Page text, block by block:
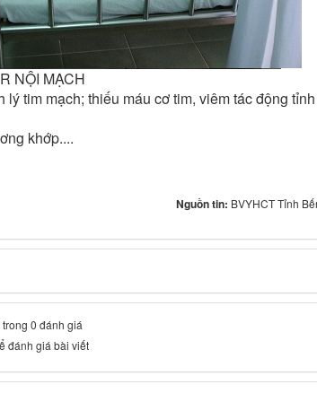
NỘI MẠCH
tim mạch; thiếu máu cơ tim, viêm tác động tỉnh
khớp....
Nguồn tin: BVYHCT Tỉnh
0 đánh giá
đánh giá bài viết